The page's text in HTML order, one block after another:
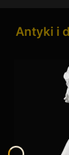
Antyki i